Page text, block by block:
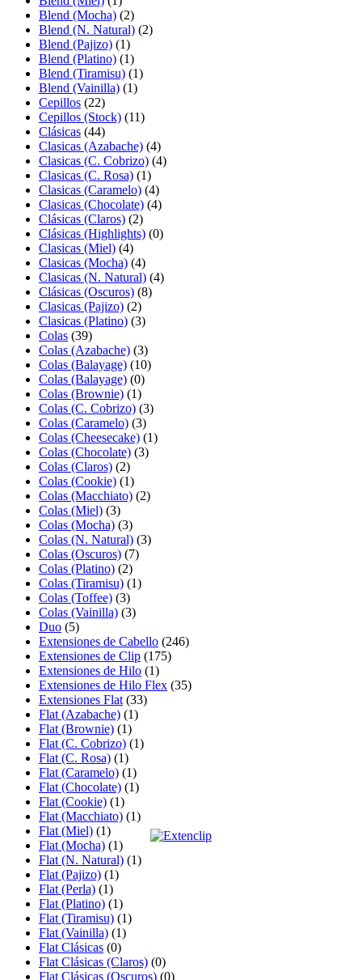
Blend (Mocha) (2)
Blend (N. Natural) (2)
Blend (Pajizo) (1)
Blend (Platino) (1)
Blend (Tiramisu) (1)
Blend (Vainilla) (1)
Cepillos (22)
Cepillos (Stock) (11)
Clásicas (44)
Clasicas (Azabache) (4)
Clasicas (C. Cobrizo) (4)
Clasicas (C. Rosa) (1)
Clasicas (Caramelo) (4)
Clasicas (Chocolate) (4)
Clásicas (Claros) (2)
Clásicas (Highlights) (0)
Clasicas (Miel) (4)
Clasicas (Mocha) (4)
Clasicas (N. Natural) (4)
Clásicas (Oscuros) (8)
Clasicas (Pajizo) (2)
Clasicas (Platino) (3)
Colas (39)
Colas (Azabache) (3)
Colas (Balayage) (10)
Colas (Balayage) (0)
Colas (Brownie) (1)
Colas (C. Cobrizo) (3)
Colas (Caramelo) (3)
Colas (Cheesecake) (1)
Colas (Chocolate) (3)
Colas (Claros) (2)
Colas (Cookie) (1)
Colas (Macchiato) (2)
Colas (Miel) (3)
Colas (Mocha) (3)
Colas (N. Natural) (3)
Colas (Oscuros) (7)
Colas (Platino) (2)
Colas (Tiramisu) (1)
Colas (Toffee) (3)
Colas (Vainilla) (3)
Duo (5)
Extensiones de Cabello (246)
Extensiones de Clip (175)
Extensiones de Hilo (1)
Extensiones de Hilo Flex (35)
Extensiones Flat (33)
Flat (Azabache) (1)
Flat (Brownie) (1)
Flat (C. Cobrizo) (1)
Flat (C. Rosa) (1)
Flat (Caramelo) (1)
Flat (Chocolate) (1)
Flat (Cookie) (1)
Flat (Macchiato) (1)
Flat (Miel) (1)
Flat (Mocha) (1)
Flat (N. Natural) (1)
Flat (Pajizo) (1)
Flat (Perla) (1)
Flat (Platino) (1)
Flat (Tiramisu) (1)
Flat (Vainilla) (1)
Flat Clásicas (0)
Flat Clásicas (Claros) (0)
Flat Clásicas (Oscuros) (0)